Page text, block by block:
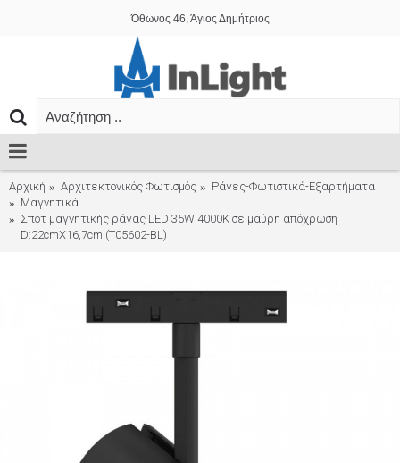
Όθωνος 46, Άγιος Δημήτριος
Αρχική Αρχιτεκτονικός Φωτισμός
Ράγες-Φωτιστικά-Εξαρτήματα
Μαγνητικά
Σποτ μαγνητικής ράγας LED 35W 4000K σε μαύρη απόχρωση
D:22cmX16,7cm (T05602-BL)